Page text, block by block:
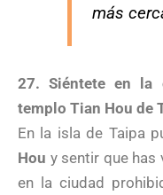
más
27. Siéntete en la
templo Tian Hou de
En la isla de Taipa
Hou y sentir que has
en la ciudad